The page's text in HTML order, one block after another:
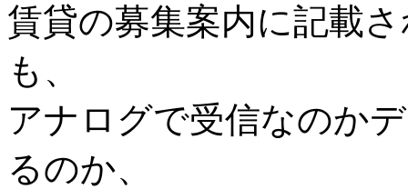
賃貸の募集案内に記載
も、
アナログで受信なのか
るのか、